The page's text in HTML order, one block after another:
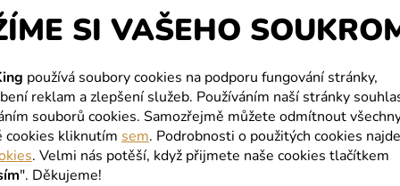
SI VAŠEHO
používá soubory cookies na podporu fungování stránky,
reklam a zlepšení služeb. Používáním naší stránky
souborů cookies. Samozřejmě můžete odmítnout
kliknutím sem. Podrobnosti o použitých cookies
. Velmi nás potěší, když přijmete naše cookies tlačítkem
". Děkujeme!
PRO VÁS UŽITEČNÉ INFORMACE